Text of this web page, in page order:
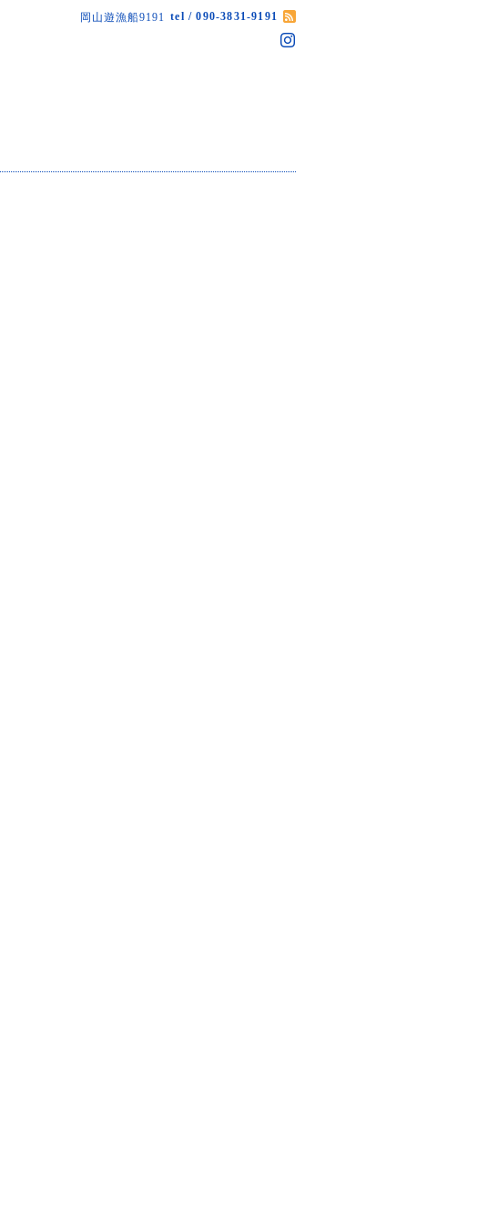
岡山遊漁船9191 tel / 090-3831-9191